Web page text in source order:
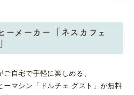
ーメーカー「ネスカフェ
自宅で手軽に楽しめる、
ーマシン「ドルチェ グスト」が無料